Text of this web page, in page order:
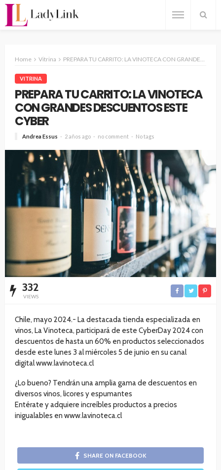
Home Vitrina PREPARA TU CARRITO: LA VINOTECA CON GRANDES DESCUENTOS ESTE CYBER
VITRINA
PREPARA TU CARRITO: LA VINOTECA
CON GRANDES DESCUENTOS ESTE
CYBER
Andrea Essus 2 años ago no comment No tags
332
VIEWS
Chile, mayo 2024.- La destacada tienda especializada en
vinos, La Vinoteca, participará de este CyberDay 2024 con
descuentos de hasta un 60% en productos seleccionados
desde este lunes 3 al miércoles 5 de junio en su canal
digital www.lavinoteca.cl
¿Lo bueno? Tendrán una amplia gama de descuentos en
diversos vinos, licores y espumantes
Entérate y adquiere increíbles productos a precios
inigualables en www.lavinoteca.cl
SHARE ON FACEBOOK